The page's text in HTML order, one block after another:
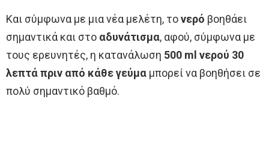
Και σύμφωνα με μια νέα μελέτη, τονερό βοηθάει
σημαντικά και στο αδυνάτισμα, αφού, σύμφωνα με
τους ερευνητές, η κατανάλωση 500 ml νερού 30
λεπτά πριν από κάθε γεύμα μπορεί να βοηθήσει σε
πολύ σημαντικό βαθμό.